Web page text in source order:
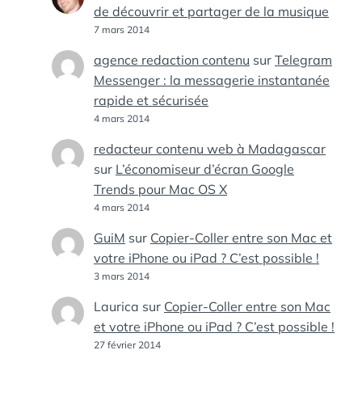
de découvrir et partager de la musique
7 mars 2014
agence redaction contenu sur Telegram
Messenger : la messagerie instantanée
rapide et sécurisée
4 mars 2014
redacteur contenu web à Madagascar
sur L’économiseur d’écran Google
Trends pour Mac OS X
4 mars 2014
GuiM sur Copier-Coller entre son Mac et
votre iPhone ou iPad ? C’est possible !
3 mars 2014
Laurica sur Copier-Coller entre son Mac
et votre iPhone ou iPad ? C’est possible !
27 février 2014